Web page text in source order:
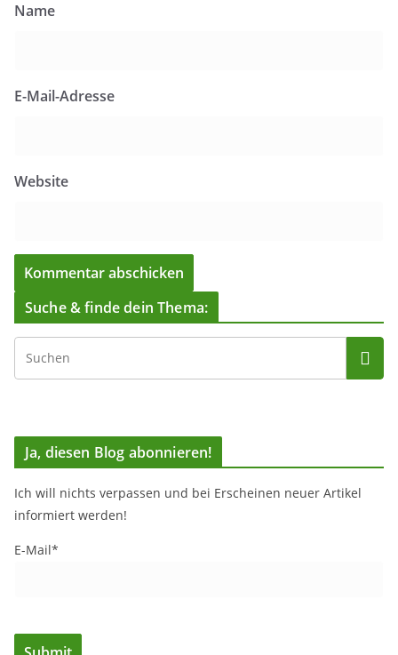
Name
E-Mail-Adresse
Website
Suche & finde dein Thema:
Ja, diesen Blog abonnieren!
Ich will nichts verpassen und bei Erscheinen neuer Artikel
informiert werden!
E-Mail*